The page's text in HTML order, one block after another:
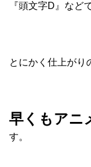
『頭文字D』など
とにかく仕上がり
早くもアニ
す。